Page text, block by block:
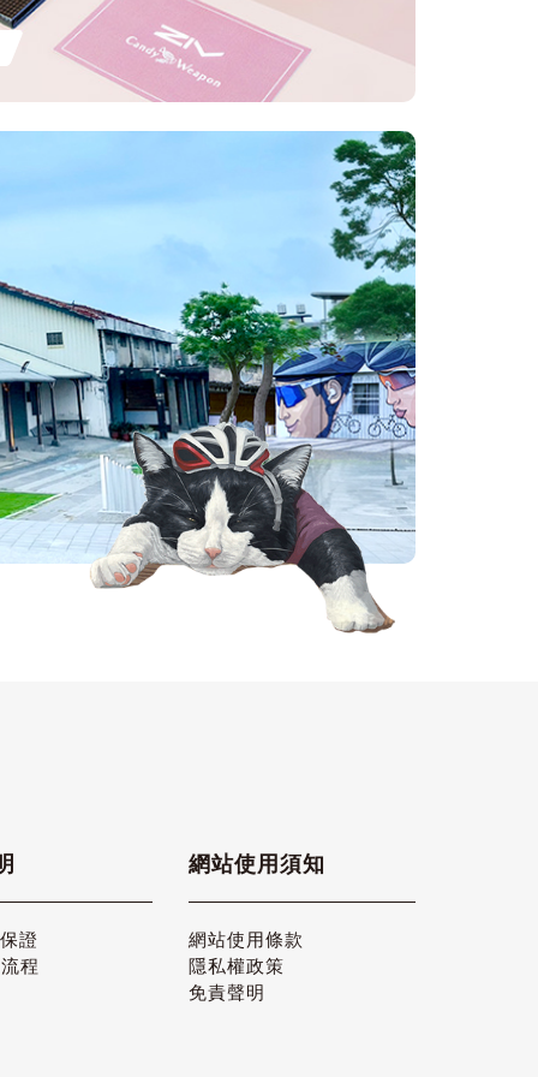
證
程
網站使用須知
網站使用條款
隱私權政策
免責聲明